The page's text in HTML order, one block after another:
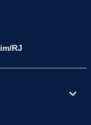
RJ